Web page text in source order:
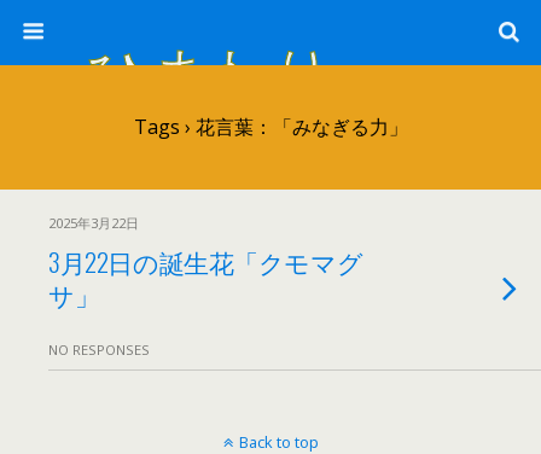
ひまわり畑 sunflower-field
Tags › 花言葉：「みなぎる力」
2025年3月22日
3月22日の誕生花「クモマグ
サ」
NO RESPONSES
Back to top